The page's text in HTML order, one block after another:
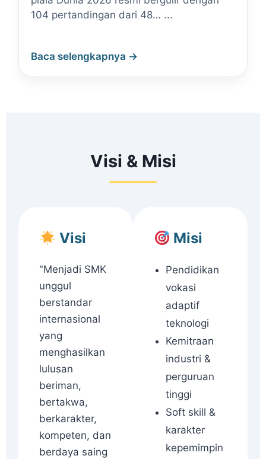
104 pertandingan dari 48… ...
Baca selengkapnya →
Visi & Misi
Visi
"Menjadi SMK
unggul
berstandar
internasional
yang
menghasilkan
lulusan
beriman,
bertakwa,
berkarakter,
kompeten, dan
berdaya saing
Misi
Pendidikan
vokasi
adaptif
teknologi
Kemitraan
industri &
perguruan
tinggi
Soft skill &
karakter
kepemimpin